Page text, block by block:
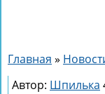
Главная »
Автор: Шпилька